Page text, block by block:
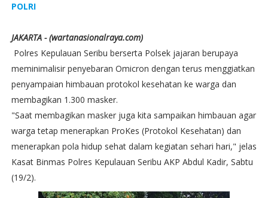
POLRI
JAKARTA - (wartanasionalraya.com)
Polres Kepulauan Seribu berserta Polsek jajaran berupaya
meminimalisir penyebaran Omicron dengan terus menggiatkan
penyampaian himbauan protokol kesehatan ke warga dan
membagikan 1.300 masker.
"Saat membagikan masker juga kita sampaikan himbauan agar
warga tetap menerapkan ProKes (Protokol Kesehatan) dan
menerapkan pola hidup sehat dalam kegiatan sehari hari," jelas
Kasat Binmas Polres Kepulauan Seribu AKP Abdul Kadir, Sabtu
(19/2).